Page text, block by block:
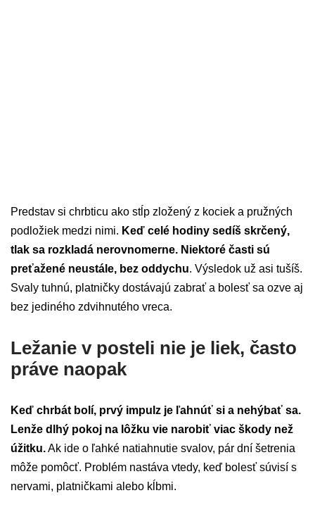
Predstav si chrbticu ako stĺp zložený z kociek a pružných
podložiek medzi nimi. Keď celé hodiny sedíš skrčený,
tlak sa rozkladá nerovnomerne. Niektoré časti sú
preťažené neustále, bez oddychu. Výsledok už asi tušíš.
Svaly tuhnú, platničky dostávajú zabrať a bolesť sa ozve aj
bez jediného zdvihnutého vreca.
Ležanie v posteli nie je liek, často
práve naopak
Keď chrbát bolí, prvý impulz je ľahnúť si a nehýbať sa.
Lenže dlhý pokoj na lôžku vie narobiť viac škody než
úžitku.Ak ide o ľahké natiahnutie svalov, pár dní šetrenia
môže pomôcť. Problém nastáva vtedy, keď bolesť súvisí s
nervami, platničkami alebo kĺbmi.